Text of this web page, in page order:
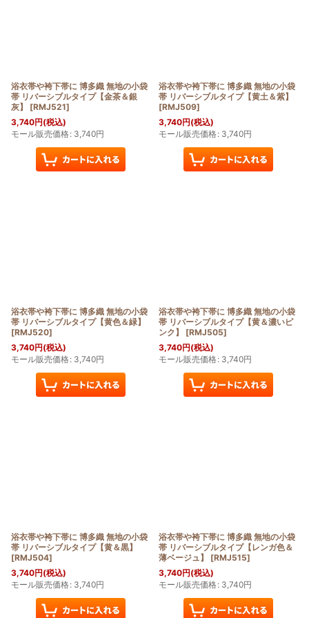
浴衣帯や袴下帯に 博多織 無地の小袋
帯 リバーシブルタイプ【金茶＆銀
灰】
[RMJ521]
3,740円(税込)
モール販売価格: 3,740円
浴衣帯や袴下帯に 博多織 無地の小袋
帯 リバーシブルタイプ【黄土＆紫】
[RMJ509]
3,740円(税込)
モール販売価格: 3,740円
浴衣帯や袴下帯に 博多織 無地の小袋
帯 リバーシブルタイプ【黄色＆緑】
[RMJ520]
3,740円(税込)
モール販売価格: 3,740円
浴衣帯や袴下帯に 博多織 無地の小袋
帯 リバーシブルタイプ【黄＆濃いピ
ンク】
[RMJ505]
3,740円(税込)
モール販売価格: 3,740円
浴衣帯や袴下帯に 博多織 無地の小袋
帯 リバーシブルタイプ【黄＆黒】
[RMJ504]
3,740円(税込)
モール販売価格: 3,740円
浴衣帯や袴下帯に 博多織 無地の小袋
帯 リバーシブルタイプ【レンガ色＆
薄ベージュ】
[RMJ515]
3,740円(税込)
モール販売価格: 3,740円